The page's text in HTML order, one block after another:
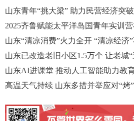
山东青年“挑大梁” 助力民营经济突
2025齐鲁赋能太平洋岛国青年实训
山东“清凉消费”火力全开 “清凉经济
山东已改造老旧小区1.5万个 让老城
山东AI进课堂 推动人工智能助力教
高温天气持续 山东多措并举应对“烤